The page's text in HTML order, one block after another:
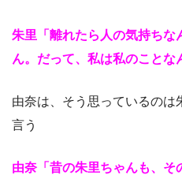
朱里「離れたら人の気持ちな
ん。だって、私は私のことな
由奈は、そう思っているのは
言う
由奈「昔の朱里ちゃんも、